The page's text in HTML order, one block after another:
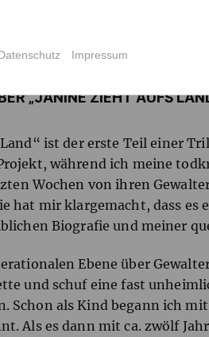
„JANINE ZIEHT AUFS
ist der erste Teil einer
während ich meine
Wochen von ihren
hat mir klargemacht, dass es
Biografie und meiner
Ebene über
und schuf eine fast
Schon als Kind begann ich
Als es dann mit ca. zwölf
Impressum